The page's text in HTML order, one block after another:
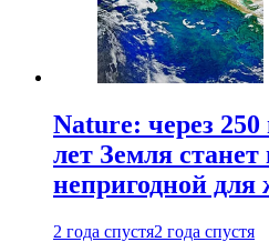
Nature: через
лет Земля
непригодной для
2 года спустя2 года спустя